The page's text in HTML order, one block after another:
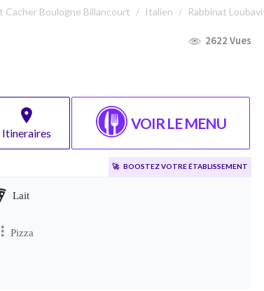
Cacher Boulogne Billancourt Italien Rabbinat
2622 Vues
Itineraires
VOIR LE MENU
🚀 Boostez votre établissement
Lait
Pizza